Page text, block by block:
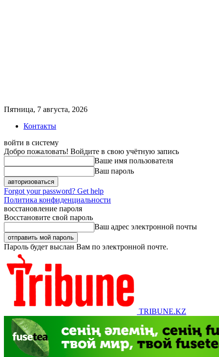
Пятница, 7 августа, 2026
Контакты
войти в систему
Добро пожаловать! Войдите в свою учётную запись
Ваше имя пользователя
Ваш пароль
Forgot your password? Get help
Политика конфиденциальности
восстановление пароля
Восстановите свой пароль
Ваш адрес электронной почты
Пароль будет выслан Вам по электронной почте.
TRIBUNE.KZ